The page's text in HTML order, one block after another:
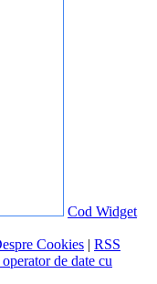
Cod Widget
Cookies | RSS
de date cu